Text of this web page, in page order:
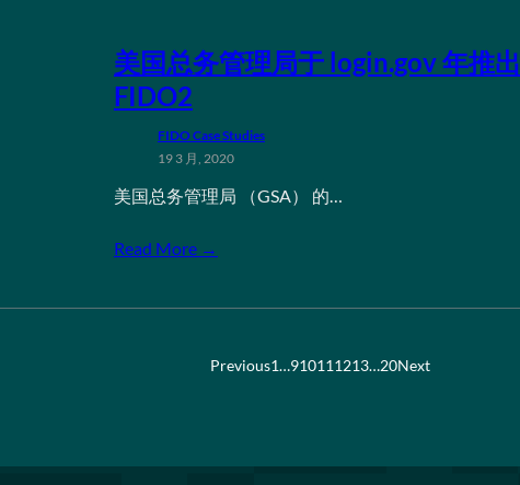
美国总务管理局于 login.gov 年推出
FIDO2
FIDO Case Studies
19 3 月, 2020
美国总务管理局 （GSA） 的…
Read More →
Previous1…910111213…20Next